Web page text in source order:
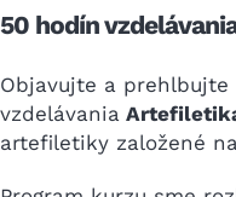
50 hodín
Objavujte a
vzdelávania
artefiletiky založené